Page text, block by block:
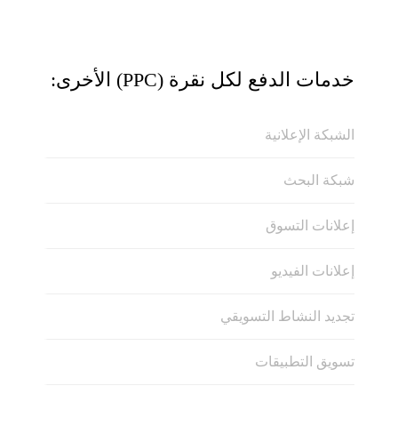
خدمات الدفع لكل نقرة (PPC) الأخرى:
الشبكة الإعلانية
شبكة البحث
إعلانات التسوق
إعلانات الفيديو
تجديد النشاط التسويقي
تسويق التطبيقات